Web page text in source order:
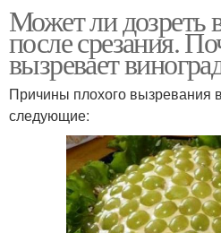
Может ли дозреть
после срезания.
вызревает
Причины плохого вызревания
следующие: